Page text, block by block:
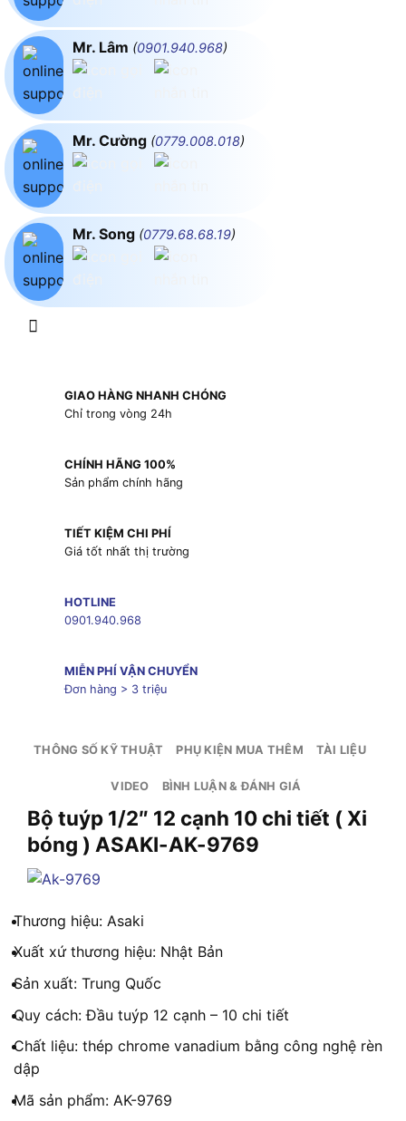
Mr. Lâm (0901.940.968)
Mr. Cường (0779.008.018)
Mr. Song (0779.68.68.19)
GIAO HÀNG NHANH CHÓNG
Chỉ trong vòng 24h
CHÍNH HÃNG 100%
Sản phẩm chính hãng
TIẾT KIỆM CHI PHÍ
Giá tốt nhất thị trường
HOTLINE
0901.940.968
MIỄN PHÍ VẬN CHUYỂN
Đơn hàng > 3 triệu
THÔNG SỐ KỸ THUẬT PHỤ KIỆN MUA THÊM TÀI LIỆU
VIDEO BÌNH LUẬN & ĐÁNH GIÁ
Bộ tuýp 1/2″ 12 cạnh 10 chi tiết ( Xi
bóng ) ASAKI-AK-9769
Thương hiệu: Asaki
Xuất xứ thương hiệu: Nhật Bản
Sản xuất: Trung Quốc
Quy cách: Đầu tuýp 12 cạnh – 10 chi tiết
Chất liệu: thép chrome vanadium bằng công nghệ rèn
dập
Mã sản phẩm: AK-9769